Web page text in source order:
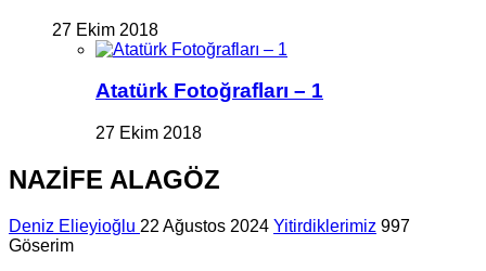
27 Ekim 2018
Atatürk Fotoğrafları – 1
27 Ekim 2018
NAZİFE ALAGÖZ
Deniz Elieyioğlu 22 Ağustos 2024 Yitirdiklerimiz 997
Göserim